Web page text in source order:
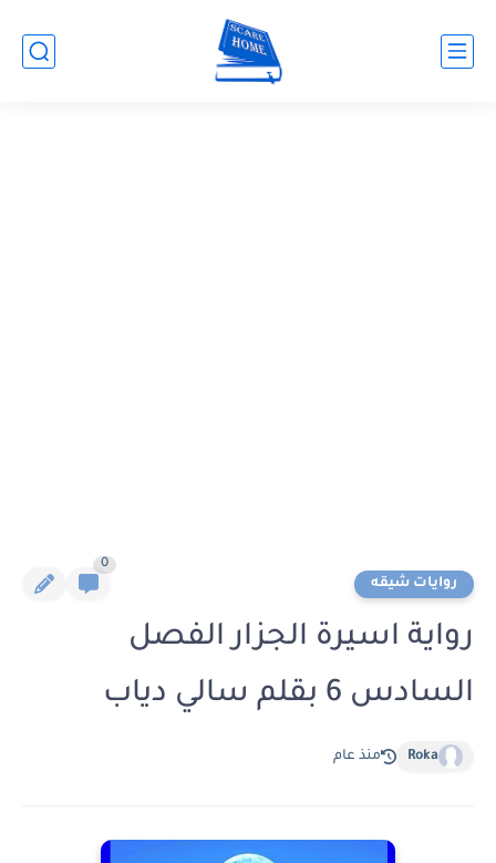
روايات شيقه
0
رواية اسيرة الجزار الفصل
السادس 6 بقلم سالي دياب
Roka منذ عام